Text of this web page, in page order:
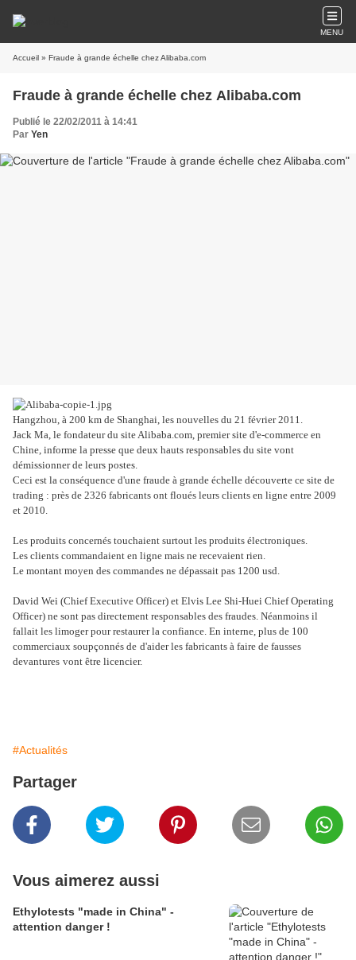
MENU
Accueil » Fraude à grande échelle chez Alibaba.com
Fraude à grande échelle chez Alibaba.com
Publié le 22/02/2011 à 14:41
Par Yen
Hangzhou, à 200 km de Shanghai, les nouvelles du 21 février 2011.
Jack Ma, le fondateur du site Alibaba.com, premier site d'e-commerce en
Chine, informe la presse que deux hauts responsables du site vont
démissionner de leurs postes.
Ceci est la conséquence d'une fraude à grande échelle découverte ce site de
trading : près de 2326 fabricants ont floués leurs clients en ligne entre 2009
et 2010.
Les produits concernés touchaient surtout les produits électroniques.
Les clients commandaient en ligne mais ne recevaient rien.
Le montant moyen des commandes ne dépassait pas 1200 usd.
David Wei (Chief Executive Officer) et Elvis Lee Shi-Huei Chief Operating
Officer) ne sont pas directement responsables des fraudes. Néanmoins il
fallait les limoger pour restaurer la confiance. En interne, plus de 100
commerciaux soupçonnés de d'aider les fabricants à faire de fausses
devantures vont être licencier.
#Actualités
Partager
Vous aimerez aussi
Ethylotests "made in China" -
attention danger !